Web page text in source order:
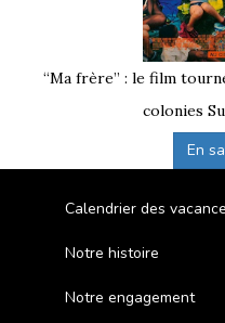
“Ma frère” : le film
colonies
En
Calendrier des
Notre histoire
Notre engagement